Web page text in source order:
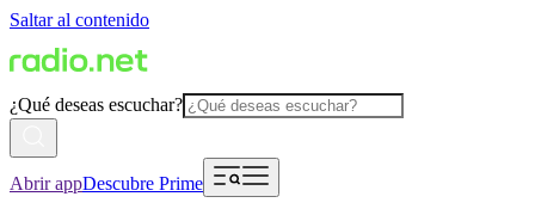
Saltar al contenido
¿Qué deseas escuchar?
Abrir appDescubre Prime